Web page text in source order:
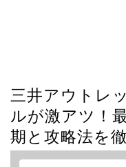
三井アウトレ
ルが激アツ！
期と攻略法を